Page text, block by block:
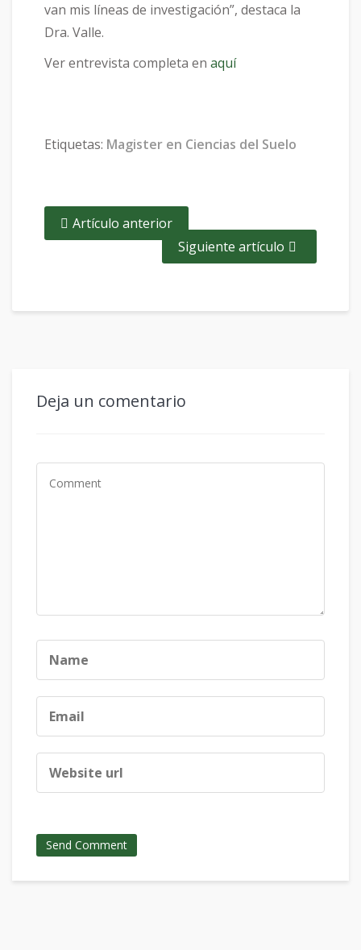
van mis líneas de investigación”, destaca la
Dra. Valle.
Ver entrevista completa en aquí
Etiquetas: Magister en Ciencias del Suelo
Artículo anterior
Siguiente artículo
Deja un comentario